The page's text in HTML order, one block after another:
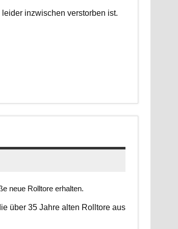
inzwischen verstorben ist.
neue Rolltore erhalten.
über 35 Jahre alten Rolltore aus